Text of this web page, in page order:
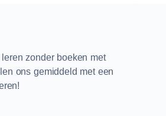
leren zonder boeken met
ons gemiddeld met een